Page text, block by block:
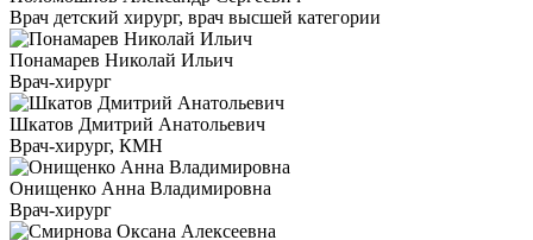
Врач детский хирург, врач высшей категории
Понамарев Николай Ильич
Врач-хирург
Шкатов Дмитрий Анатольевич
Врач-хирург, КМН
Онищенко Анна Владимировна
Врач-хирург